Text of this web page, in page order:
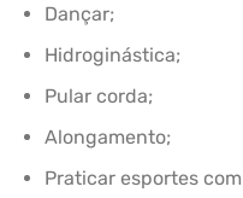
Dançar;
Hidroginástica;
Pular corda;
Alongamento;
Praticar esportes